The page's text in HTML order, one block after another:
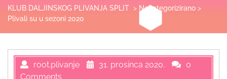
KLUB DALJINSKOG PLIVANJA SPLIT > Nekategorizirano >
Plivali su u sezoni 2020
root.plivanje 31. prosinca 2020.
0
Comments